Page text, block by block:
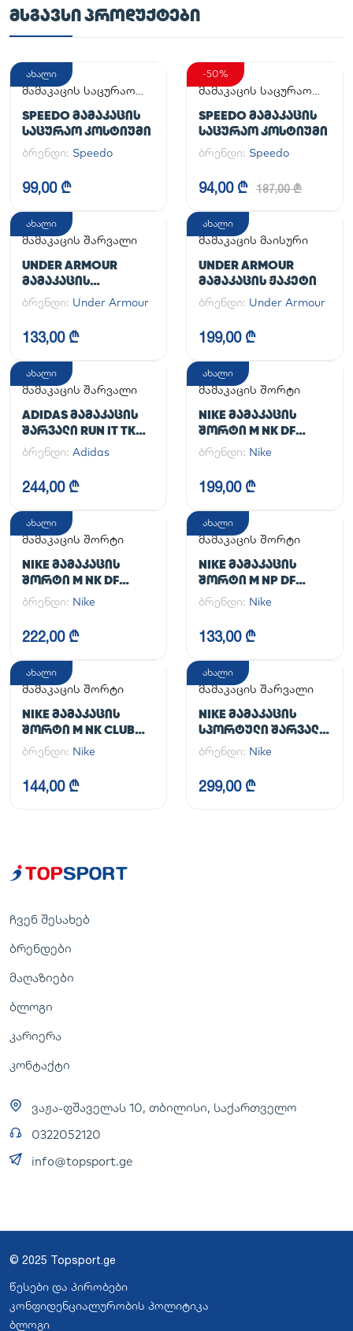
ᲛᲡᲒᲐᲕᲡᲘ ᲞᲠᲝᲓᲣᲥᲢᲔᲑᲘ
ახალი
მამაკაცის საცურაო
SPEEDO ᲛᲐᲛᲐᲙᲐᲪᲘᲡ
ᲡᲐᲪᲣᲠᲐᲝ ᲙᲝᲡᲢᲘᲣᲛᲘ
ბრენდი: Speedo
99,00 ₾
-50%
მამაკაცის საცურაო
SPEEDO ᲛᲐᲛᲐᲙᲐᲪᲘᲡ
ᲡᲐᲪᲣᲠᲐᲝ ᲙᲝᲡᲢᲘᲣᲛᲘ
ბრენდი: Speedo
94,00 ₾ 187,00 ₾
ახალი
მამაკაცის შარვალი
UNDER ARMOUR
ᲛᲐᲛᲐᲙᲐᲪᲘᲡ
ᲡᲞᲝᲠᲢᲣᲚᲘ ᲨᲐᲠᲕᲐᲚᲘ
UA CG ARMOUR
LEGGINGS
ბრენდი: Under Armour
133,00 ₾
ახალი
მამაკაცის მაისური
UNDER ARMOUR
ᲛᲐᲛᲐᲙᲐᲪᲘᲡ ᲟᲐᲙᲔᲢᲘ
ბრენდი: Under Armour
199,00 ₾
ახალი
მამაკაცის შარვალი
ADIDAS ᲛᲐᲛᲐᲙᲐᲪᲘᲡ
ᲨᲐᲠᲕᲐᲚᲘ RUN IT TKO
PANT
ბრენდი: Adidas
244,00 ₾
ახალი
მამაკაცის შორტი
NIKE ᲛᲐᲛᲐᲙᲐᲪᲘᲡ
ᲨᲝᲠᲢᲘ M NK DF
UNLIMITED WVN 7IN
ბრენდი: Nike
199,00 ₾
ახალი
მამაკაცის შორტი
NIKE ᲛᲐᲛᲐᲙᲐᲪᲘᲡ
ᲨᲝᲠᲢᲘ M NK DF
UNLIMITED WVN 7IN
2IN1
ბრენდი: Nike
222,00 ₾
ახალი
მამაკაცის შორტი
NIKE ᲛᲐᲛᲐᲙᲐᲪᲘᲡ
ᲨᲝᲠᲢᲘ M NP DF
LONG SHORT
ბრენდი: Nike
133,00 ₾
ახალი
მამაკაცის შორტი
NIKE ᲛᲐᲛᲐᲙᲐᲪᲘᲡ
ᲨᲝᲠᲢᲘ M NK CLUB
FLOW SHORT
ბრენდი: Nike
144,00 ₾
ახალი
მამაკაცის შარვალი
NIKE ᲛᲐᲛᲐᲙᲐᲪᲘᲡ
ᲡᲞᲝᲠᲢᲣᲚᲘ ᲨᲐᲠᲕᲐᲚᲘ
M NK DF UNLIMITED
PANT TPR
ბრენდი: Nike
299,00 ₾
ჩვენ შესახებ
ბრენდები
მაღაზიები
ბლოგი
კარიერა
კონტაქტი
ვაჟა-ფშაველას 10, თბილისი, საქართველო
0322052120
info@topsport.ge
© 2025 Topsport.ge
წესები და პირობები
კონფიდენციალურობის პოლიტიკა
ბლოგი